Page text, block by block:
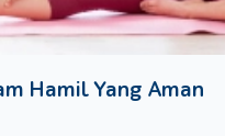
Hamil Yang Aman